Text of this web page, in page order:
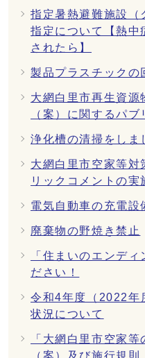
指定暑熱避難施設（
指定について【熱中
されたら】
製品プラスチックの
大網白里市再生資源
（案）に関するパ
浄化槽の清掃をしま
大網白里市空家等対
リックコメントの実
電気自動車の充電設
廃棄物の野焼き禁止
「住まいのエンデ
ださい！
令和4年度（2022年
状況について
「大網白里市空家
（案）及び施行規